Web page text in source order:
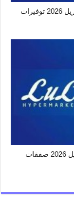
عروض لولو الشرقية اليوم 2 ابريل حتى 15 ابريل 2026 توفيرات
عروض لولو الشرقية اليوم 1 ابريل حتى 7 ابريل 2026 صفقات